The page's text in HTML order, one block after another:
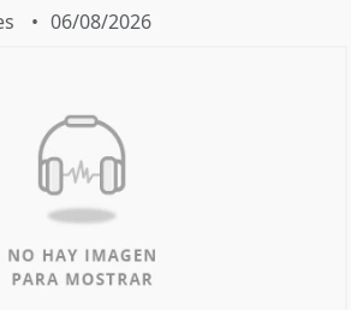
06/08/2026